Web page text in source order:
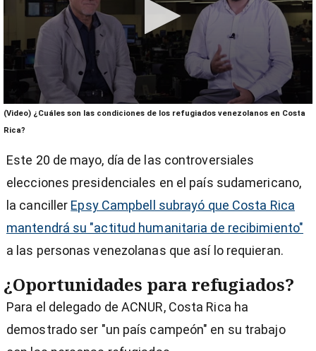
0
seconds
of
minutes,
33
seconds
(Video) ¿Cuáles son las condiciones de los refugiados venezolanos en Costa
Rica?
Este 20 de mayo, día de las controversiales
elecciones presidenciales en el país sudamericano,
la canciller Epsy Campbell subrayó que Costa Rica
mantendrá su "actitud humanitaria de recibimiento"
a las personas venezolanas que así lo requieran.
¿Oportunidades para refugiados?
Para el delegado de ACNUR, Costa Rica ha
demostrado ser "un país campeón" en su trabajo